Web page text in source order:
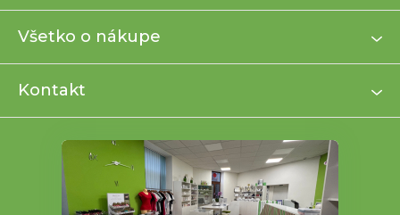
p
t
Všetko o nákupe
Kontakt